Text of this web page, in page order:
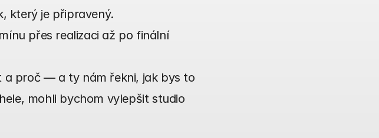
který je připravený.
přes realizaci až po finální
a proč — a ty nám řekni, jak bys to
mohli bychom vylepšit studio